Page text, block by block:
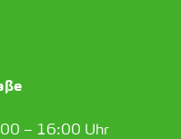
– 16:00 Uhr